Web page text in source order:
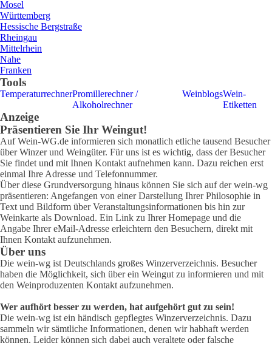
Mosel
Württemberg
Hessische Bergstraße
Rheingau
Mittelrhein
Nahe
Franken
Tools
TemperaturrechnerPromillerechner /
Alkoholrechner
WeinblogsWein-
Etiketten
Anzeige
Präsentieren Sie Ihr Weingut!
Auf Wein-WG.de informieren sich monatlich etliche tausend Besucher
über Winzer und Weingüter. Für uns ist es wichtig, dass der Besucher
Sie findet und mit Ihnen Kontakt aufnehmen kann. Dazu reichen erst
einmal Ihre Adresse und Telefonnummer.
Über diese Grundversorgung hinaus können Sie sich auf der wein-wg
präsentieren: Angefangen von einer Darstellung Ihrer Philosophie in
Text und Bildform über Veranstaltungsinformationen bis hin zur
Weinkarte als Download. Ein Link zu Ihrer Homepage und die
Angabe Ihrer eMail-Adresse erleichtern den Besuchern, direkt mit
Ihnen Kontakt aufzunehmen.
Über uns
Die wein-wg ist Deutschlands großes Winzerverzeichnis. Besucher
haben die Möglichkeit, sich über ein Weingut zu informieren und mit
den Weinproduzenten Kontakt aufzunehmen.
Wer aufhört besser zu werden, hat aufgehört gut zu sein!
Die wein-wg ist ein händisch gepflegtes Winzerverzeichnis. Dazu
sammeln wir sämtliche Informationen, denen wir habhaft werden
können. Leider können sich dabei auch veraltete oder falsche